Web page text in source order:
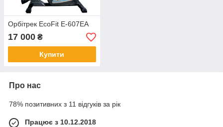
Орбітрек EcoFit E-607EA
17 000 ₴
Купити
Про нас
78% позитивних з 11 відгуків за рік
Працює з 10.12.2018